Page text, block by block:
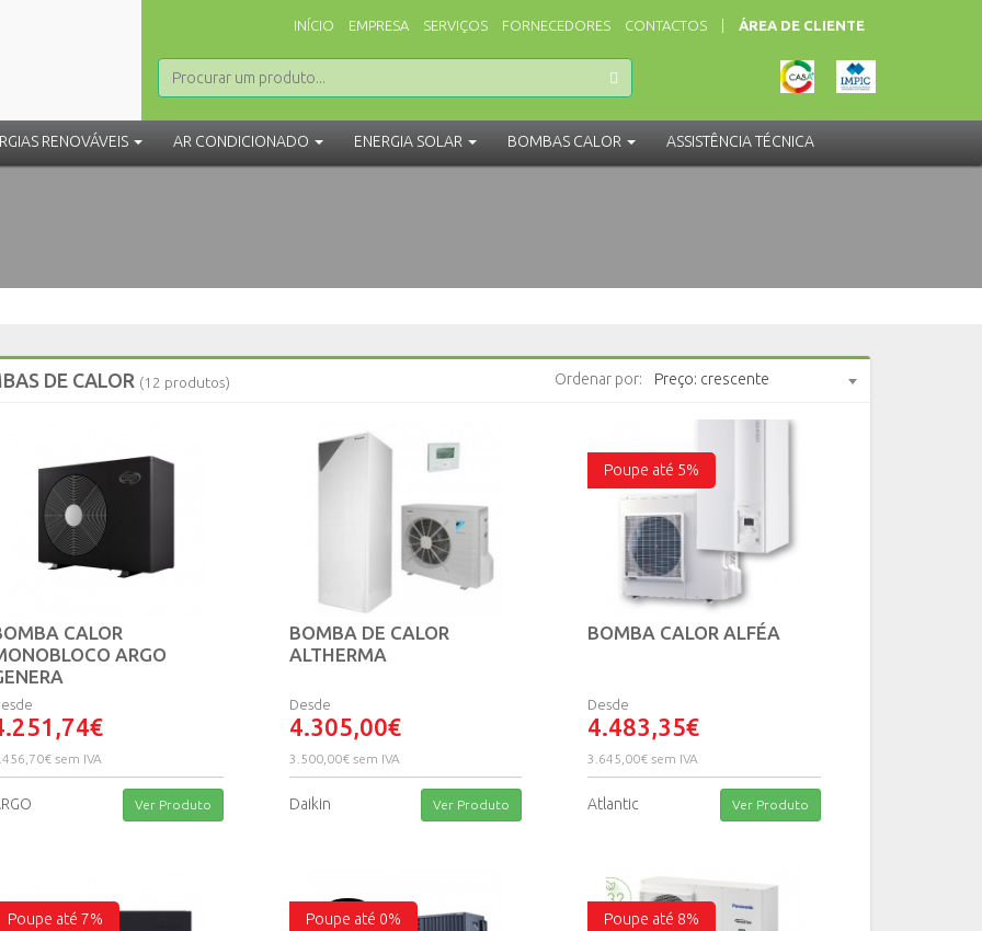
INÍCIO EMPRESA SERVIÇOS FORNECEDORES CONTACTOS ÁREA DE CLIENTE
RENOVÁVEIS AR CONDICIONADO ENERGIA SOLAR BOMBAS CALOR ASSISTÊNCIATÉCNICA
Ordenar por: Preço: crescente
DE CALOR (12 produtos)
CALOR
ARGO
sem IVA
Ver Produto
BOMBA DE CALOR
ALTHERMA
Desde
4.305,00€
3.500,00€ sem IVA
Daikin Ver Produto
Poupe até 5%
BOMBA CALOR ALFÉA
Desde
4.483,35€
3.645,00€ sem IVA
Atlantic Ver Produto
Poupe até 7% Poupe até 0% Poupe até 8%